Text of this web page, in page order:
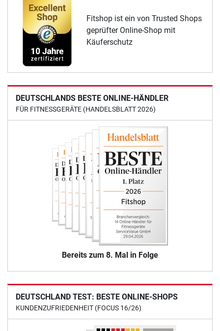
Fitshop ist ein von Trusted Shops
geprüfter Online-Shop mit
Käuferschutz
DEUTSCHLANDS BESTE ONLINE-HÄNDLER
FÜR FITNESSGERÄTE (HANDELSBLATT 2026)
Bereits zum 8. Mal in Folge
DEUTSCHLAND TEST: BESTE ONLINE-SHOPS
KUNDENZUFRIEDENHEIT (FOCUS 16/26)